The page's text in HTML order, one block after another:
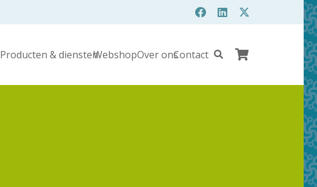
Producten & dienstenWebshopOver onsContact